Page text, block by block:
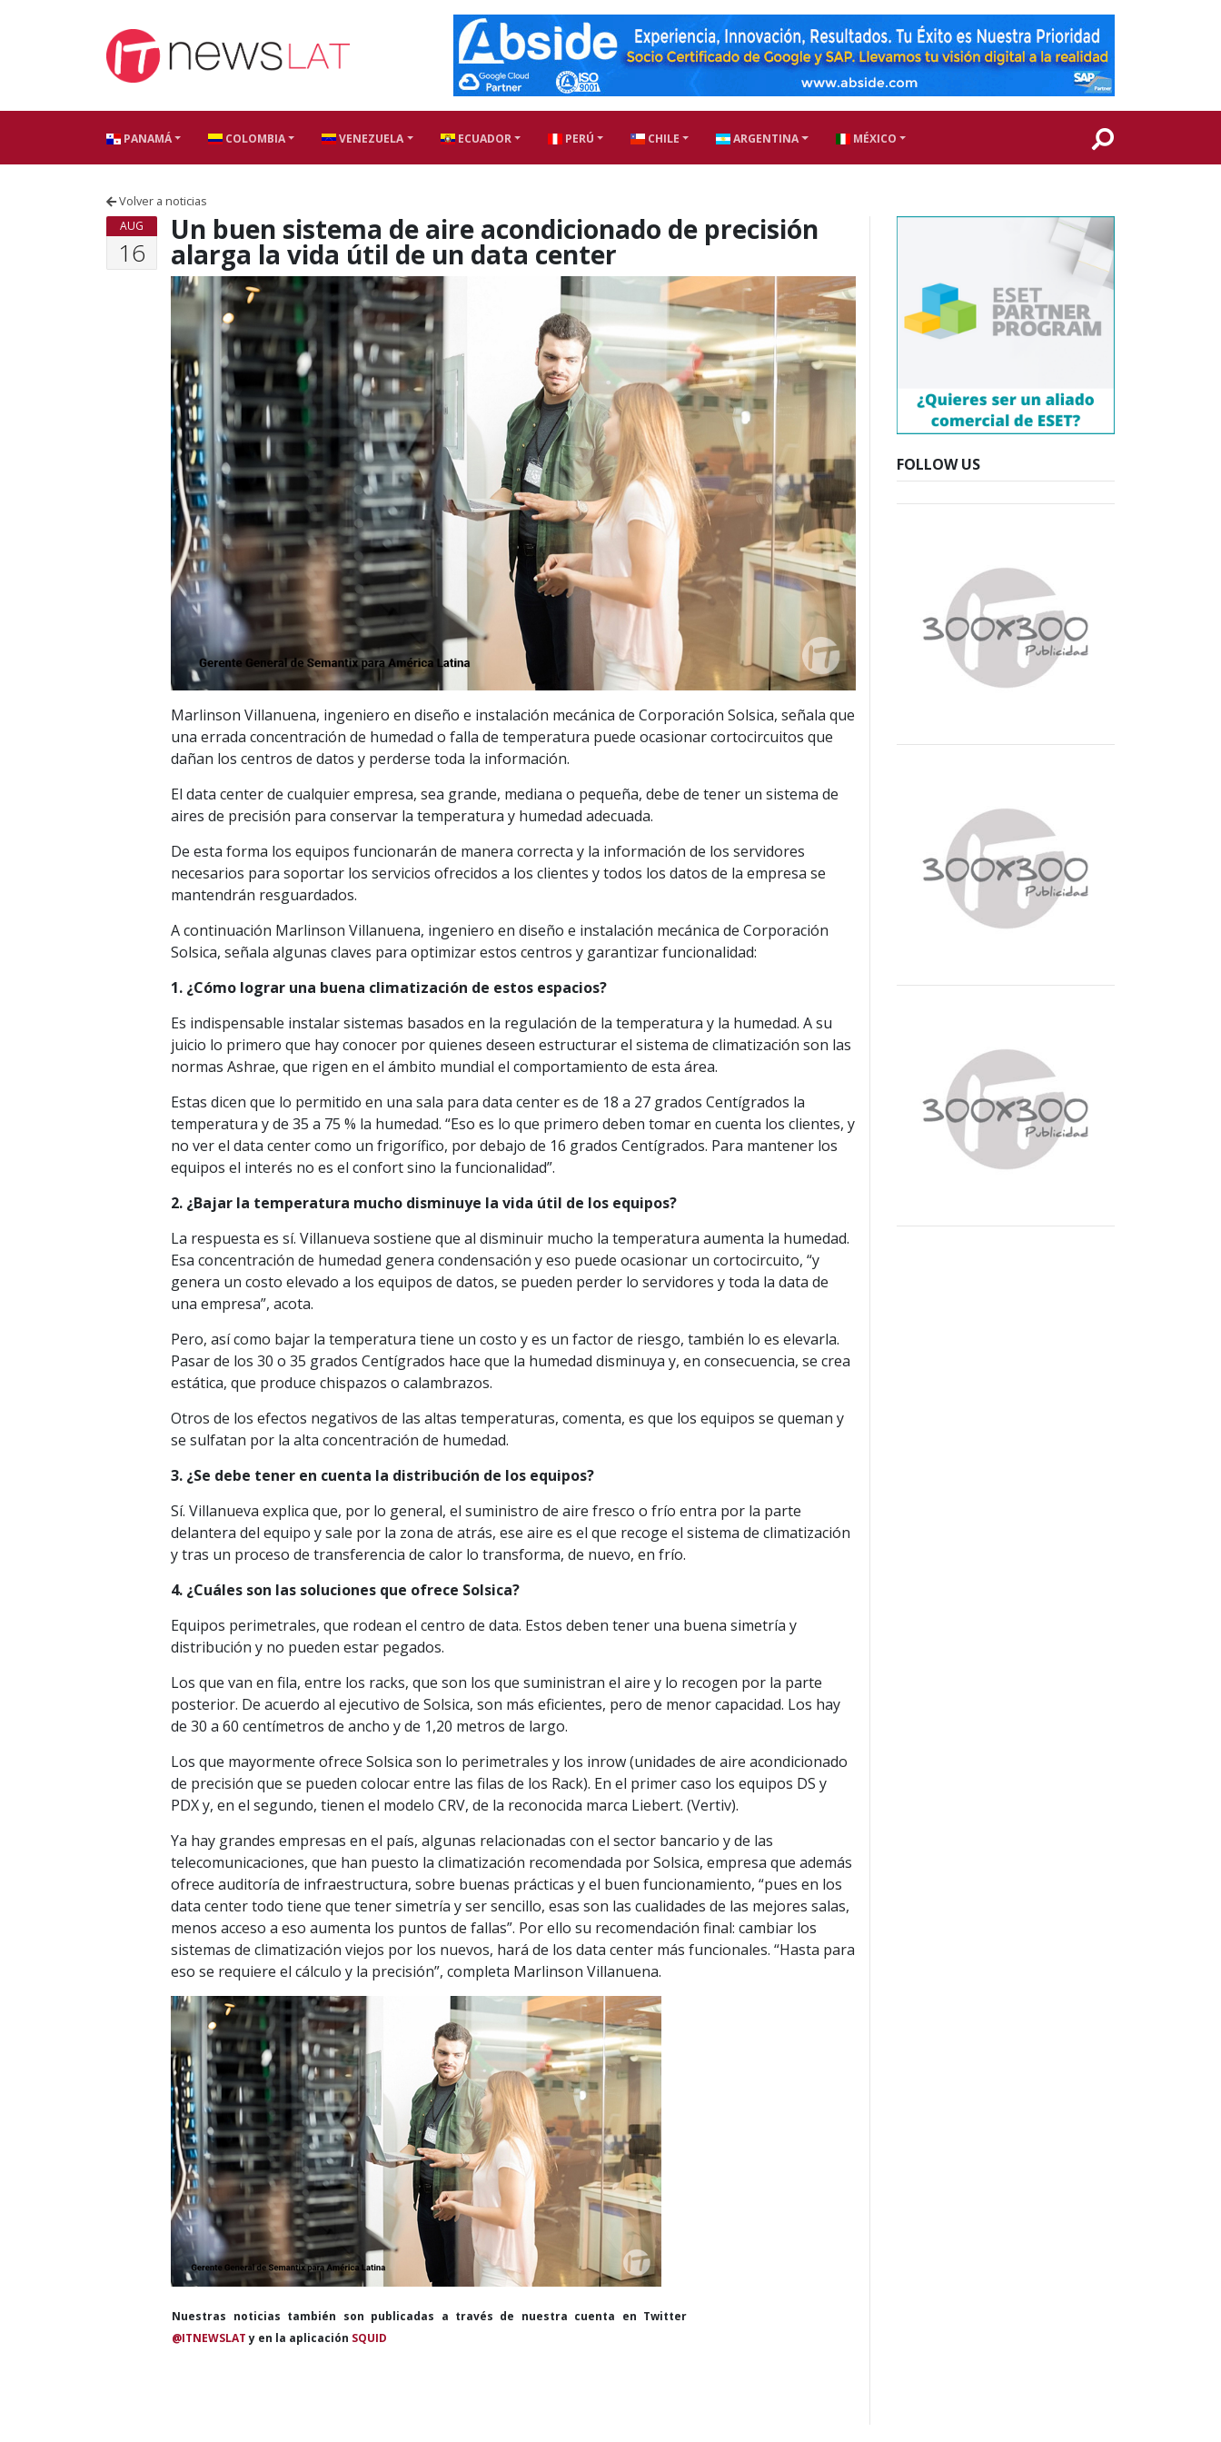
PANAMÁ COLOMBIA VENEZUELA ECUADOR PERÚ CHILE ARGENTINA MÉXICO
Volver a noticias
AUG
16
Un buen sistema de aire acondicionado de precisión
alarga la vida útil de un data center
Marlinson Villanuena, ingeniero en diseño e instalación mecánica de Corporación Solsica, señala que
una errada concentración de humedad o falla de temperatura puede ocasionar cortocircuitos que
dañan los centros de datos y perderse toda la información.
El data center de cualquier empresa, sea grande, mediana o pequeña, debe de tener un sistema de
aires de precisión para conservar la temperatura y humedad adecuada.
De esta forma los equipos funcionarán de manera correcta y la información de los servidores
necesarios para soportar los servicios ofrecidos a los clientes y todos los datos de la empresa se
mantendrán resguardados.
A continuación Marlinson Villanuena, ingeniero en diseño e instalación mecánica de Corporación
Solsica, señala algunas claves para optimizar estos centros y garantizar funcionalidad:
1. ¿Cómo lograr una buena climatización de estos espacios?
Es indispensable instalar sistemas basados en la regulación de la temperatura y la humedad. A su
juicio lo primero que hay conocer por quienes deseen estructurar el sistema de climatización son las
normas Ashrae, que rigen en el ámbito mundial el comportamiento de esta área.
Estas dicen que lo permitido en una sala para data center es de 18 a 27 grados Centígrados la
temperatura y de 35 a 75 % la humedad. “Eso es lo que primero deben tomar en cuenta los clientes, y
no ver el data center como un frigorífico, por debajo de 16 grados Centígrados. Para mantener los
equipos el interés no es el confort sino la funcionalidad”.
2. ¿Bajar la temperatura mucho disminuye la vida útil de los equipos?
La respuesta es sí. Villanueva sostiene que al disminuir mucho la temperatura aumenta la humedad.
Esa concentración de humedad genera condensación y eso puede ocasionar un cortocircuito, “y
genera un costo elevado a los equipos de datos, se pueden perder lo servidores y toda la data de
una empresa”, acota.
Pero, así como bajar la temperatura tiene un costo y es un factor de riesgo, también lo es elevarla.
Pasar de los 30 o 35 grados Centígrados hace que la humedad disminuya y, en consecuencia, se crea
estática, que produce chispazos o calambrazos.
Otros de los efectos negativos de las altas temperaturas, comenta, es que los equipos se queman y
se sulfatan por la alta concentración de humedad.
3. ¿Se debe tener en cuenta la distribución de los equipos?
Sí. Villanueva explica que, por lo general, el suministro de aire fresco o frío entra por la parte
delantera del equipo y sale por la zona de atrás, ese aire es el que recoge el sistema de climatización
y tras un proceso de transferencia de calor lo transforma, de nuevo, en frío.
4. ¿Cuáles son las soluciones que ofrece Solsica?
Equipos perimetrales, que rodean el centro de data. Estos deben tener una buena simetría y
distribución y no pueden estar pegados.
Los que van en fila, entre los racks, que son los que suministran el aire y lo recogen por la parte
posterior. De acuerdo al ejecutivo de Solsica, son más eficientes, pero de menor capacidad. Los hay
de 30 a 60 centímetros de ancho y de 1,20 metros de largo.
Los que mayormente ofrece Solsica son lo perimetrales y los inrow (unidades de aire acondicionado
de precisión que se pueden colocar entre las filas de los Rack). En el primer caso los equipos DS y
PDX y, en el segundo, tienen el modelo CRV, de la reconocida marca Liebert. (Vertiv).
Ya hay grandes empresas en el país, algunas relacionadas con el sector bancario y de las
telecomunicaciones, que han puesto la climatización recomendada por Solsica, empresa que además
ofrece auditoría de infraestructura, sobre buenas prácticas y el buen funcionamiento, “pues en los
data center todo tiene que tener simetría y ser sencillo, esas son las cualidades de las mejores salas,
menos acceso a eso aumenta los puntos de fallas”. Por ello su recomendación final: cambiar los
sistemas de climatización viejos por los nuevos, hará de los data center más funcionales. “Hasta para
eso se requiere el cálculo y la precisión”, completa Marlinson Villanuena.
Nuestras noticias también son publicadas a través de nuestra cuenta en Twitter
@ITNEWSLATy en la aplicación SQUID
FOLLOW US